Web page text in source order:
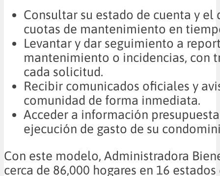
Consultar su estado de cuenta y el
cuotas de mantenimiento en
Levantar y dar seguimiento a
mantenimiento o incidencias, con
cada solicitud.
Recibir comunicados oficiales y
comunidad de forma inmediata.
Acceder a información
ejecución de gasto de su
Con este modelo, Administradora
cerca de 86,000 hogares en 16